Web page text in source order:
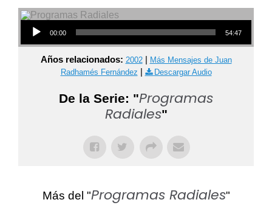
Audio Player
00:00 54:47
Años relacionados: 2002| Más Mensajes de Juan
Radhamés Fernández | Descargar Audio
De la Serie: "Programas
Radiales"
Más del "Programas Radiales"